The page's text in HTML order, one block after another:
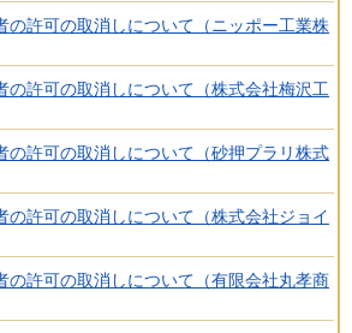
の許可の取消しについて（ニッポー工業株
の許可の取消しについて（株式会社梅沢工
の許可の取消しについて（砂押プラリ株式
の許可の取消しについて（株式会社ジョイ
の許可の取消しについて（有限会社丸孝商